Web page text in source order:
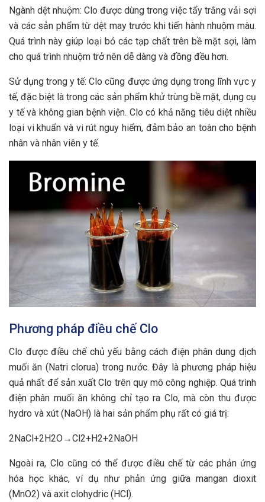
Ngành dệt nhuộm: Clo được dùng trong việc tẩy trắng vải sợi
và các sản phẩm từ dệt may trước khi tiến hành nhuộm màu.
Quá trình này giúp loại bỏ các tạp chất trên bề mặt sợi, làm
cho quá trình nhuộm trở nên dễ dàng và đồng đều hơn.
Sử dụng trong y tế: Clo cũng được ứng dụng trong lĩnh vực y
tế, đặc biệt là trong các sản phẩm khử trùng bề mặt, dụng cụ
y tế và không gian bệnh viện. Clo có khả năng tiêu diệt nhiều
loại vi khuẩn và vi rút nguy hiểm, đảm bảo an toàn cho bệnh
nhân và nhân viên y tế.
Phương pháp điều chế Clo
Clo được điều chế chủ yếu bằng cách điện phân dung dịch
muối ăn (Natri clorua) trong nước. Đây là phương pháp hiệu
quả nhất để sản xuất Clo trên quy mô công nghiệp. Quá trình
điện phân muối ăn không chỉ tạo ra Clo, mà còn thu được
hydro và xút (NaOH) là hai sản phẩm phụ rất có giá trị:
2NaCl+2H2​O→Cl2​+H2​+2NaOH
Ngoài ra, Clo cũng có thể được điều chế từ các phản ứng
hóa học khác, ví dụ như phản ứng giữa mangan dioxit
(MnO2) và axit clohydric (HCl).